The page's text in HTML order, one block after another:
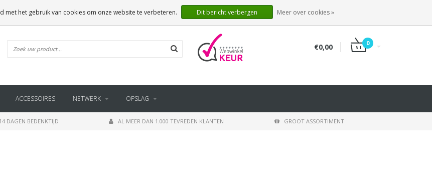
INLOGGEN
NL
€0,00 0
ACCESSOIRES NETWERK OPSLAG
14 DAGEN BEDENKTIJD AL MEER DAN 1.000 TEVREDEN KLANTEN GROOT ASSORTIMENT
met het gebruik van cookies om onze website te verbeteren. Dit bericht verbergen Meer over cookies »